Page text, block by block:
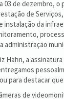
03 de dezembro,
de
instalação da
administração
Hahn, a
para destacar que
de